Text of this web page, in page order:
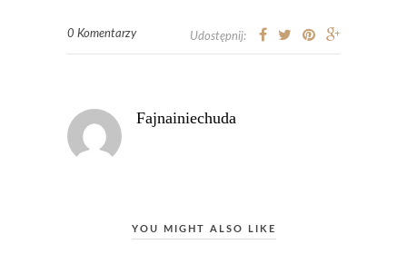
0 Komentarzy Udostępnij:
Fajnainiechuda
YOU MIGHT ALSO LIKE